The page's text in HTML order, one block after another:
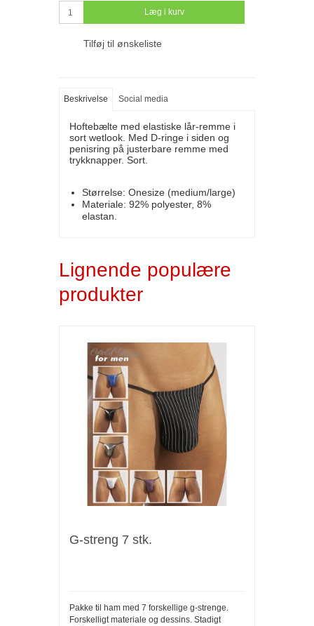
Læg i kurv
Tilføj til ønskeliste
Beskrivelse Social media
Hoftebælte med elastiske lår-remme i
sort wetlook. Med D-ringe i siden og
penisring på justerbare remme med
trykknapper. Sort.
Størrelse: Onesize (medium/large)
Materiale: 92% polyester, 8%
elastan.
Lignende populære
produkter
G-streng 7 stk.
Pakke til ham med 7 forskellige g-strenge.
Forskelligt materiale og dessins. Stadigt